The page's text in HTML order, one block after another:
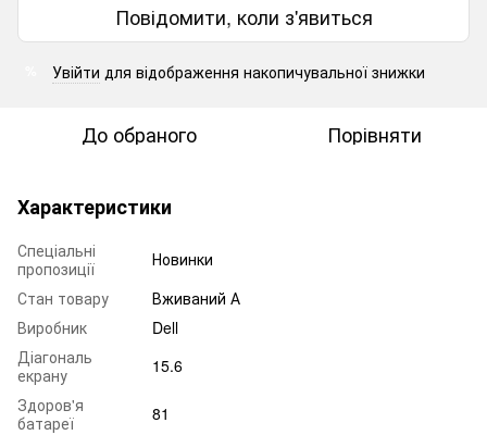
Повідомити, коли з'явиться
Увійти для відображення накопичувальної знижки
До обраного Порівняти
Характеристики
Спеціальні
пропозиції
Новинки
Стан товару
Вживаний А
Виробник
Dell
Діагональ
екрану
15.6
Здоров'я
батареї
81